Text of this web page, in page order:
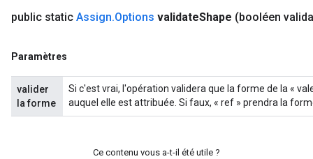
public static Assign.Options validateShape (booléen
Paramètres
valider
la forme
Si c'est vrai, l'opération validera que la forme de la «
auquel elle est attribuée. Si faux, « ref » prendra la
Ce contenu vous a-t-il été utile ?